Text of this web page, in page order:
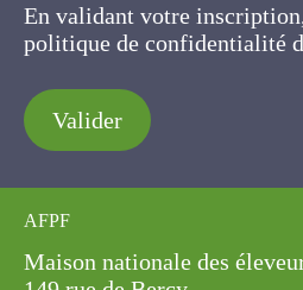
En validant votre
politique de confidentialité
Valider
AFPF
Maison nationale des